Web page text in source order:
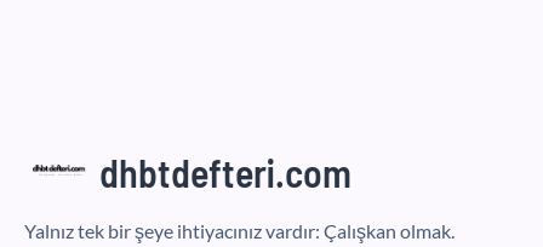
dhbtdefteri.com
Yalnız tek bir şeye ihtiyacınız vardır: Çalışkan olmak.